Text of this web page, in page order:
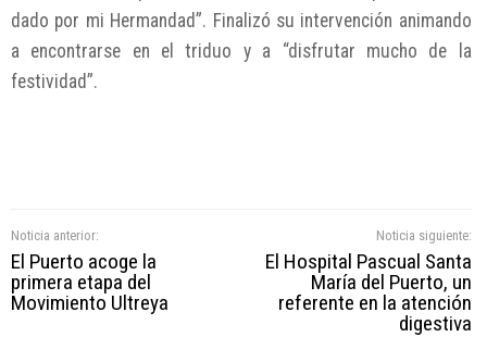
dado por mi Hermandad”. Finalizó su intervención animando
a encontrarse en el triduo y a “disfrutar mucho de la
festividad”.
Noticia anterior:
El Puerto acoge la
primera etapa del
Movimiento Ultreya
Noticia siguiente:
El Hospital Pascual Santa
María del Puerto, un
referente en la atención
digestiva